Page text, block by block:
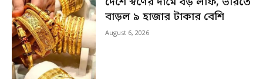
বাড়ল ৯ হাজার টাকার বেশি
August 6, 2026